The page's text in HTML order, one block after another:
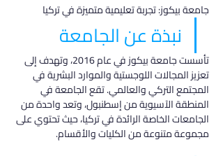
جامعة بيكوز: تجربة تعليمية متميزة في تركيا
نبذة عن الجامعة
تأسست جامعة بيكوز في عام 2016، وتهدف إلى
تعزيز المجالات اللوجستية والموارد البشرية في
المجتمع التركي والعالمي. تقع الجامعة في
المنطقة الآسيوية من إسطنبول، وتعد واحدة من
الجامعات الخاصة الرائدة في تركيا، حيث تحتوي على
مجموعة متنوعة من الكليات والأقسام.